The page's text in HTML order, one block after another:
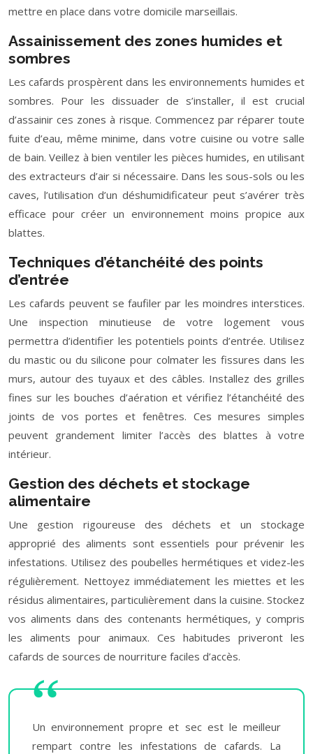
mettre en place dans votre domicile marseillais.
Assainissement des zones humides et
sombres
Les cafards prospèrent dans les environnements humides et
sombres. Pour les dissuader de s’installer, il est crucial
d’assainir ces zones à risque. Commencez par réparer toute
fuite d’eau, même minime, dans votre cuisine ou votre salle
de bain. Veillez à bien ventiler les pièces humides, en utilisant
des extracteurs d’air si nécessaire. Dans les sous-sols ou les
caves, l’utilisation d’un déshumidificateur peut s’avérer très
efficace pour créer un environnement moins propice aux
blattes.
Techniques d’étanchéité des points
d’entrée
Les cafards peuvent se faufiler par les moindres interstices.
Une inspection minutieuse de votre logement vous
permettra d’identifier les potentiels points d’entrée. Utilisez
du mastic ou du silicone pour colmater les fissures dans les
murs, autour des tuyaux et des câbles. Installez des grilles
fines sur les bouches d’aération et vérifiez l’étanchéité des
joints de vos portes et fenêtres. Ces mesures simples
peuvent grandement limiter l’accès des blattes à votre
intérieur.
Gestion des déchets et stockage
alimentaire
Une gestion rigoureuse des déchets et un stockage
approprié des aliments sont essentiels pour prévenir les
infestations. Utilisez des poubelles hermétiques et videz-les
régulièrement. Nettoyez immédiatement les miettes et les
résidus alimentaires, particulièrement dans la cuisine. Stockez
vos aliments dans des contenants hermétiques, y compris
les aliments pour animaux. Ces habitudes priveront les
cafards de sources de nourriture faciles d’accès.
Un environnement propre et sec est le meilleur
rempart contre les infestations de cafards. La